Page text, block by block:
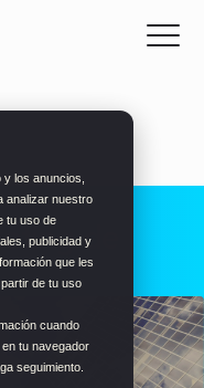
los anuncios,
analizar nuestro
tu uso de
publicidad y
que les
de tu uso
cuando
tu navegador
seguimiento.
de